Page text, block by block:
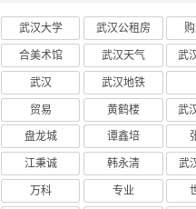
武汉大学 武汉公租房
合美术馆
武汉天气
武汉
武汉地铁
贸易
黄鹤楼
盘龙城
谭鑫培
江秉诚
韩永清
武
万科
专业